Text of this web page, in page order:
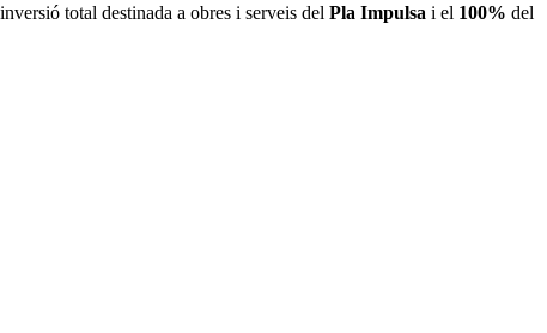
total destinada a obres i serveis del Pla Impulsa i el 100% del